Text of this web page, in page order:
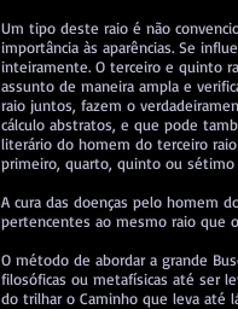
Um tipo deste raio é não
importância às aparências. Se
inteiramente. O terceiro e quinto
assunto de maneira ampla e
raio juntos, fazem o
cálculo abstratos, e que pode
literário do homem do terceiro
primeiro, quarto, quinto ou
A cura das doenças pelo homem
pertencentes ao mesmo raio que
O método de abordar a grande
filosóficas ou metafísicas até ser
do trilhar o Caminho que leva até